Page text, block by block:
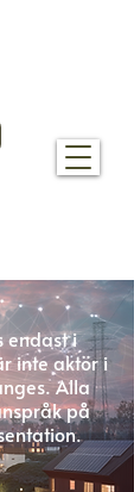
endast i
inte aktör i
Alla
på